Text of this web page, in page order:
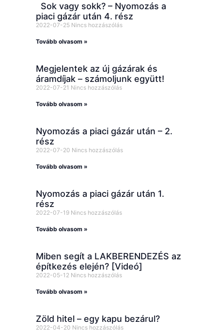
Sok vagy sokk? – Nyomozás a
piaci gázár után 4. rész
2022-07-25 Nincs hozzászólás
Tovább olvasom »
Megjelentek az új gázárak és
áramdíjak – számoljunk együtt!
2022-07-21 Nincs hozzászólás
Tovább olvasom »
Nyomozás a piaci gázár után – 2.
rész
2022-07-20 Nincs hozzászólás
Tovább olvasom »
Nyomozás a piaci gázár után 1.
rész
2022-07-19 Nincs hozzászólás
Tovább olvasom »
Miben segít a LAKBERENDEZÉS az
építkezés elején? [Videó]
2022-05-12 Nincs hozzászólás
Tovább olvasom »
Zöld hitel – egy kapu bezárul?
2022-04-20 Nincs hozzászólás